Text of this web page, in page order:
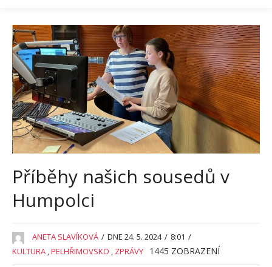
Příběhy našich sousedů v
Humpolci
ANETA SLAVÍKOVÁ / DNE 24. 5. 2024 / 8:01 /
KULTURA ,PELHŘIMOVSKO , ZPRÁVY 1445 ZOBRAZENÍ